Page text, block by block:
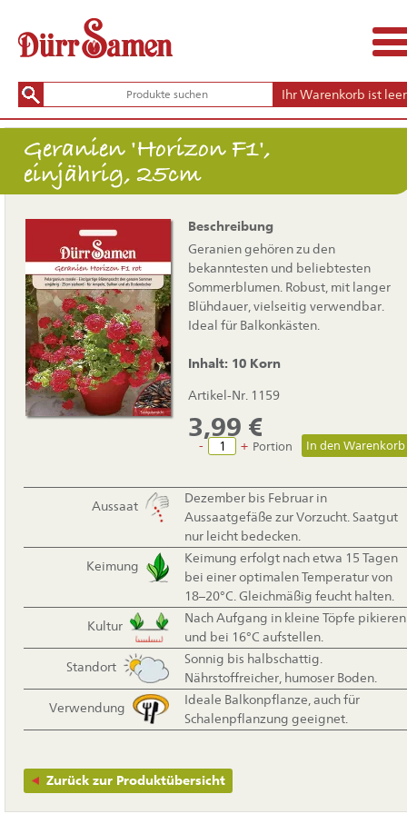
Ihr Warenkorb ist
Geranien 'Horizon F1',
einjährig, 25cm
Beschreibung
Geranien gehören zu den
bekanntesten und beliebtesten
Sommerblumen. Robust, mit langer
Blühdauer, vielseitig verwendbar.
Ideal für Balkonkästen.
Inhalt: 10 Korn
Artikel-Nr. 1159
3,99 €
- + Portion
Aussaat
Dezember bis Februar in
Aussaatgefäße zur Vorzucht. Saatgut
nur leicht bedecken.
Keimung
Keimung erfolgt nach etwa 15 Tagen
bei einer optimalen Temperatur von
18–20°C. Gleichmäßig feucht halten.
Kultur
Nach Aufgang in kleine Töpfe pikieren
und bei 16°C aufstellen.
Standort
Sonnig bis halbschattig.
Nährstoffreicher, humoser Boden.
Verwendung
Ideale Balkonpflanze, auch für
Schalenpflanzung geeignet.
Zurück zur Produktübersicht